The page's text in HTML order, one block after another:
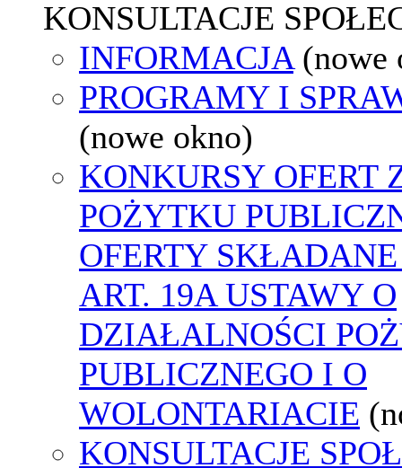
KONSULTACJE
INFORMACJA (nowe
PROGRAMY I
(nowe okno)
KONKURSY OFERT
POŻYTKU
OFERTY
ART. 19A USTAWY O
DZIAŁALNOŚCI
PUBLICZNEGO I O
WOLONTARIACIE
KONSULTACJE